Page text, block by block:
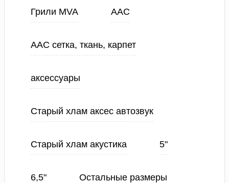
Грили MVA ААС
ААС сетка, ткань, карпет
аксессуары
Старый хлам аксес автозвук
Старый хлам акустика 5"
6,5" Остальные размеры